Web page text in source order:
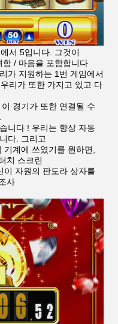
서 5입니다. 그것이
/ 마음을 포함합니다
가 지원하는 1번 게임에서
리가 또한 가지고 있고 다
경기가 또한 연결될 수
니다 ! 우리는 항상 자동
다. 그리고
계에 쓰였기를 원하면,
치 스크린
이 자원의 판도라 상자를
사